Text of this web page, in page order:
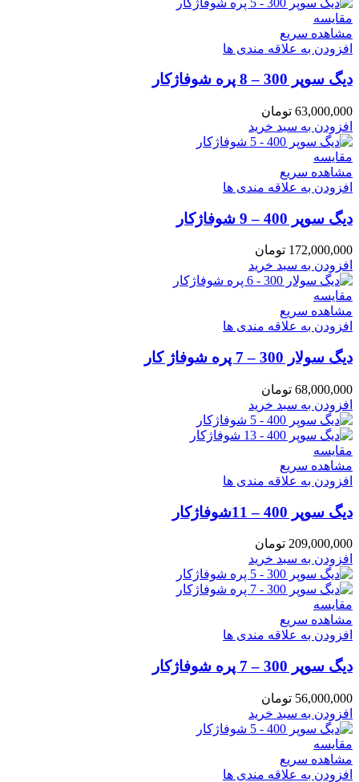
مقایسه
مشاهده سریع
افزودن به علاقه مندی ها
دیگ سوپر 300 – 8 پره شوفاژکار
63,000,000 تومان
افزودن به سبد خرید
مقایسه
مشاهده سریع
افزودن به علاقه مندی ها
دیگ سوپر 400 – 9 شوفاژکار
172,000,000 تومان
افزودن به سبد خرید
مقایسه
مشاهده سریع
افزودن به علاقه مندی ها
دیگ سولار 300 – 7 پره شوفاژ کار
68,000,000 تومان
افزودن به سبد خرید
مقایسه
مشاهده سریع
افزودن به علاقه مندی ها
دیگ سوپر 400 – 11شوفاژکار
209,000,000 تومان
افزودن به سبد خرید
مقایسه
مشاهده سریع
افزودن به علاقه مندی ها
دیگ سوپر 300 – 7 پره شوفاژکار
56,000,000 تومان
افزودن به سبد خرید
مقایسه
مشاهده سریع
افزودن به علاقه مندی ها